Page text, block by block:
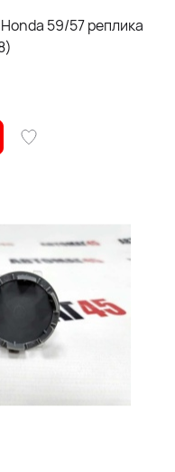
59/57 реплика